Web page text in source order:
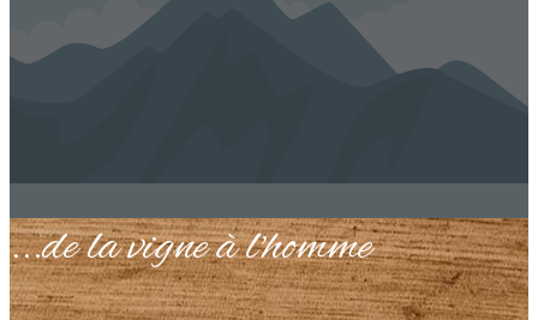
...de la vigne à l'homme